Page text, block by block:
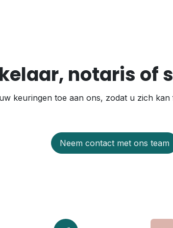
notaris of
keuringen toe aan ons, zodat u zich
Neem contact met ons team